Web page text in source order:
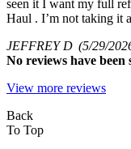
seen it I want my full
Haul . I’m not taking it
JEFFREY D (5/29/
No reviews have
View more reviews
Back
To Top